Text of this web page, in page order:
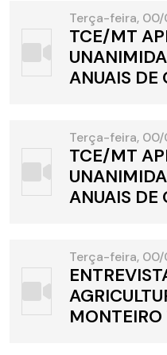
Terça-feira,
TCE/MT
ANUAIS DE
Terça-feira,
TCE/MT
ANUAIS DE
Terça-feira,